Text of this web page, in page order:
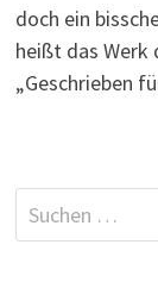
doch ein
heißt das Werk
„Geschrieben
Suchen
nach: